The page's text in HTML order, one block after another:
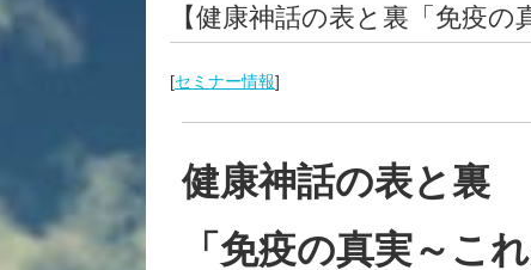
【健康神話の表と裏「免疫の
[セミナー情報]
健康神話の表と裏
「免疫の真実～こ